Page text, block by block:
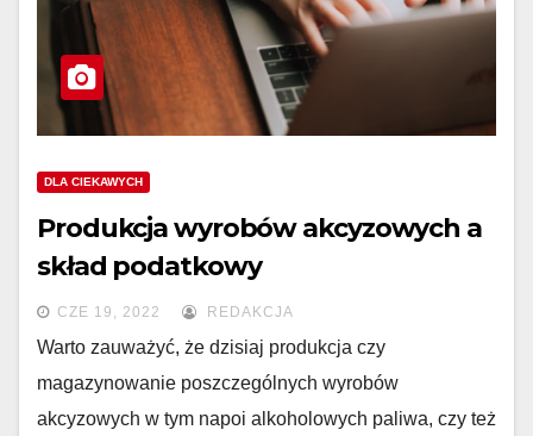
DLA CIEKAWYCH
Produkcja wyrobów akcyzowych a
skład podatkowy
CZE 19, 2022 REDAKCJA
Warto zauważyć, że dzisiaj produkcja czy
magazynowanie poszczególnych wyrobów
akcyzowych w tym napoi alkoholowych paliwa, czy też